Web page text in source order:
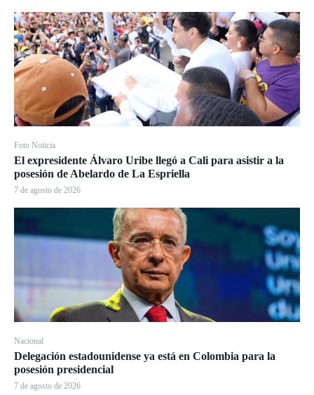
Foto Noticia
El expresidente Álvaro Uribe llegó a Cali para asistir a la
posesión de Abelardo de La Espriella
7 de agosto de 2026
Nacional
Delegación estadounidense ya está en Colombia para la
posesión presidencial
7 de agosto de 2026